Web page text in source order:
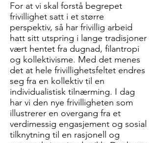
For at vi skal forstå begrepet
frivillighet satt i et større
perspektiv, så har frivillig arbeid
hatt sitt utspring i lange tradisjoner
vært hentet fra dugnad, filantropi
og kollektivisme. Med det menes
det at hele frivillighetsfeltet endres
seg fra en kollektiv til en
individualistisk tilnærming. I dag
har vi den nye frivilligheten som
illustrerer en overgang fra et
verdimessig engasjement og sosial
tilknytning til en rasjonell og